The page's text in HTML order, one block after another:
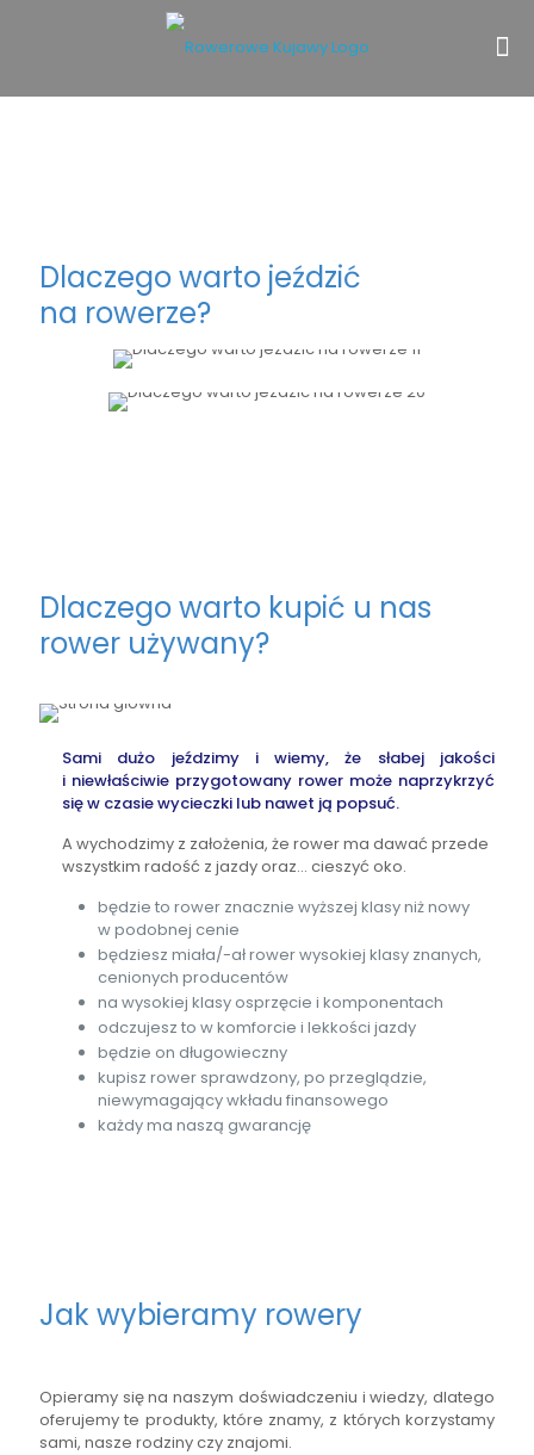
Dlaczego warto jeździć
na rowerze?
Dlaczego warto kupić u nas
rower używany?
Sami dużo jeździmy i wiemy, że słabej jakości
i niewłaściwie przygotowany rower może naprzykrzyć
się w czasie wycieczki lub nawet ją popsuć.
A wychodzimy z założenia, że rower ma dawać przede
wszystkim radość z jazdy oraz… cieszyć oko.
będzie to rower znacznie wyższej klasy niż nowy
w podobnej cenie
będziesz miała/-ał rower wysokiej klasy znanych,
cenionych producentów
na wysokiej klasy osprzęcie i komponentach
odczujesz to w komforcie i lekkości jazdy
będzie on długowieczny
kupisz rower sprawdzony, po przeglądzie,
niewymagający wkładu finansowego
każdy ma naszą gwarancję
Jak wybieramy rowery
Opieramy się na naszym doświadczeniu i wiedzy, dlatego
oferujemy te produkty, które znamy, z których korzystamy
sami, nasze rodziny czy znajomi.